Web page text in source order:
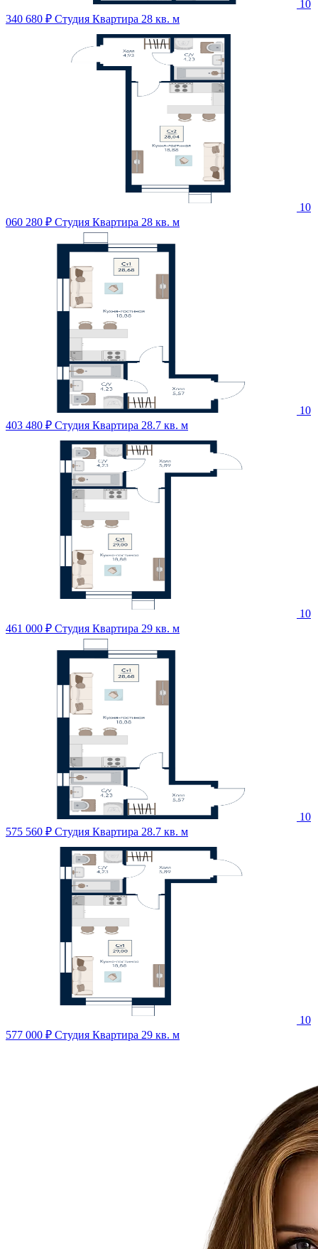
10
340 680 ₽ Студия Квартира 28 кв. м
10
060 280 ₽ Студия Квартира 28 кв. м
10
403 480 ₽ Студия Квартира 28.7 кв. м
10
461 000 ₽ Студия Квартира 29 кв. м
10
575 560 ₽ Студия Квартира 28.7 кв. м
10
577 000 ₽ Студия Квартира 29 кв. м